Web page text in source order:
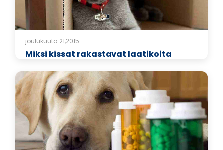
joulukuuta 21,2015
Miksi kissat rakastavat laatikoita